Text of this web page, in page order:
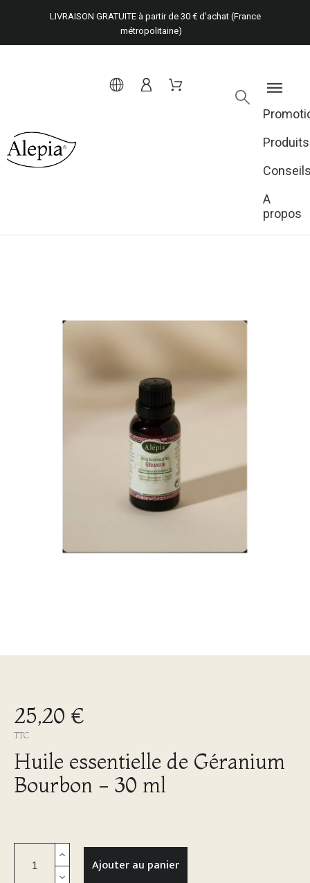
LIVRAISON GRATUITE à partir de 30 € d'achat (France
métropolitaine)
Produits
A
propos
25,20 €
TTC
Huile essentielle de Géranium
Bourbon - 30 ml
Ajouter au panier